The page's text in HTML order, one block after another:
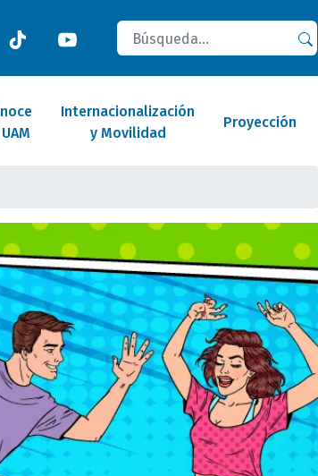
Buscar
Internacionalización
y Movilidad
Proyección